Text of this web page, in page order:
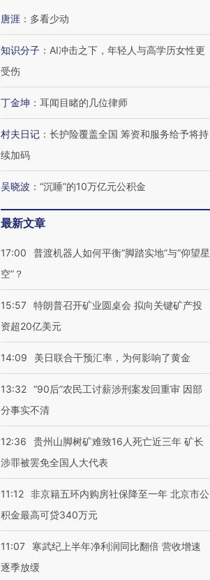
唐涯 ： 多看少动
知识分子 ： AI冲击之下，年轻人与高学历女性更
受伤
丁金坤 ： 耳闻目睹的几位律师
村夫日记 ： 长护险覆盖全国 筹资和服务给予将持
续加码
吴晓波 ： “沉睡”的10万亿元公积金
最新文章
17:00
普渡机器人如何平衡“脚踏实地”与“仰望星
空”？
15:57 特朗普召开矿业圆桌会 拟向关键矿产投
资超20亿美元
14:09 美日联合干预汇率，为何影响了黄金
13:32 “90后”农民工讨薪涉刑案发回重审 因部
分事实不清
12:36
贵州山脚树矿难致16人死亡近三年 矿长
涉罪被罢免全国人大代表
11:12 非京籍五环内购房社保降至一年 北京市公
积金最高可贷340万元
11:07
寒武纪上半年净利润同比翻倍 营收增速
逐季放缓